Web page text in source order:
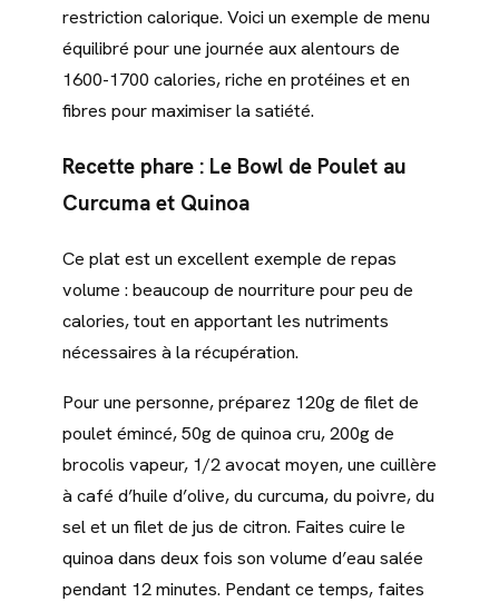
restriction calorique. Voici un exemple de menu
équilibré pour une journée aux alentours de
1600-1700 calories, riche en protéines et en
fibres pour maximiser la satiété.
Recette phare : Le Bowl de Poulet au
Curcuma et Quinoa
Ce plat est un excellent exemple de repas
volume : beaucoup de nourriture pour peu de
calories, tout en apportant les nutriments
nécessaires à la récupération.
Pour une personne, préparez 120g de filet de
poulet émincé, 50g de quinoa cru, 200g de
brocolis vapeur, 1/2 avocat moyen, une cuillère
à café d’huile d’olive, du curcuma, du poivre, du
sel et un filet de jus de citron. Faites cuire le
quinoa dans deux fois son volume d’eau salée
pendant 12 minutes. Pendant ce temps, faites